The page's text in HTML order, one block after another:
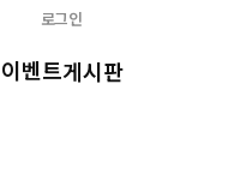
로그인
이벤트게시판